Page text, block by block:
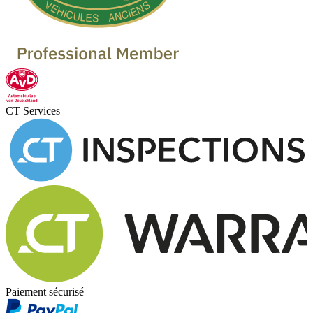
CT Services
Paiement sécurisé